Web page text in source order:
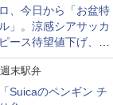
、今日から「お盆特
」。涼感シアサッカ
ース待望値下げ、撥
ョーツは1990円に
週末駅弁
Suicaのペンギン チ